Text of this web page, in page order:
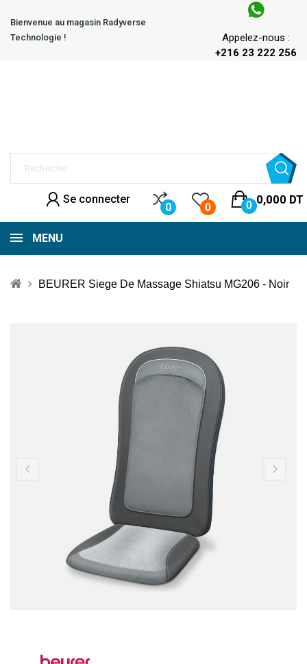
Bienvenue au magasin Radyverse
Technologie !
Appelez-nous :
+216 23 222 256
Se connecter
0 0
0,000 DT
0
MENU
BEURER Siege De Massage Shiatsu MG206 - Noir